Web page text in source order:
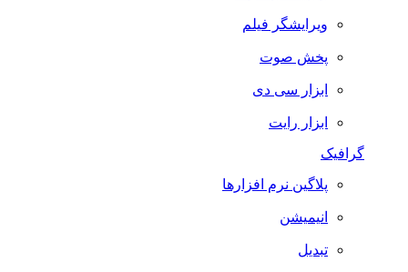
ویرایشگر فیلم
پخش صوت
ابزار سی دی
ابزار رایت
گرافیک
پلاگین نرم افزارها
انیمیشن
تبدیل